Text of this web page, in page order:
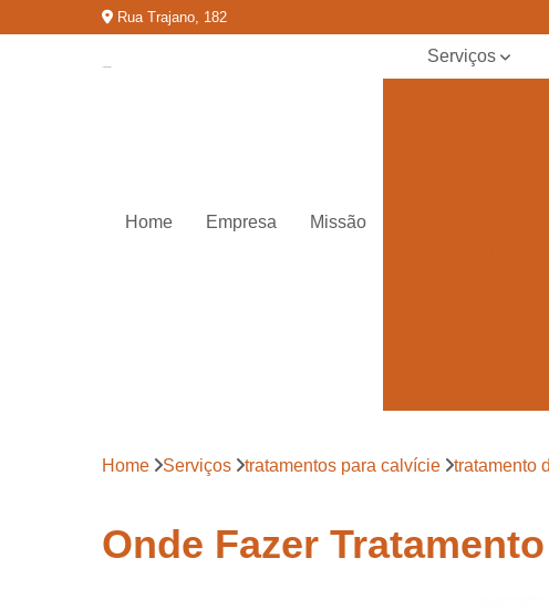
Rua Trajano, 182
Home Empresa Missão
Serviços
Tratamentos para
Tratamentos para
queda de cabelo
Home Serviços tratamentos para calvície tratamento
Onde Fazer